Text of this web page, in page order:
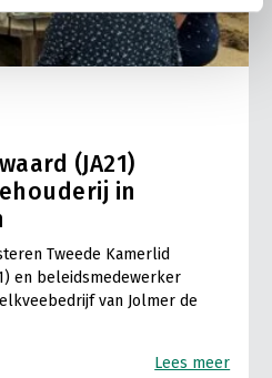
(JA21)
in
Tweede Kamerlid
en beleidsmedewerker
van Jolmer de
Lees meer